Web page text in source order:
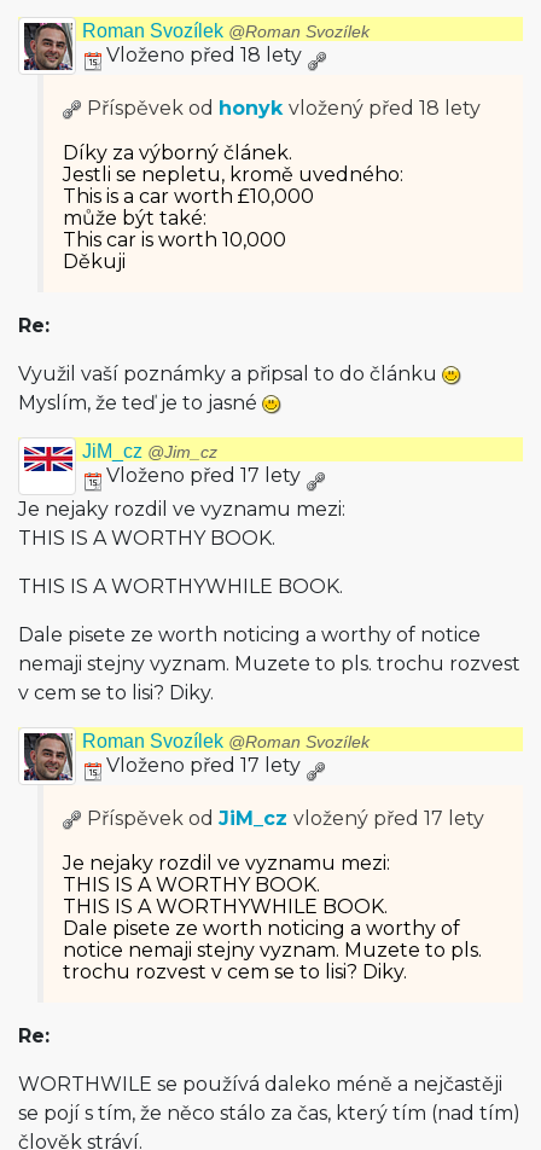
Roman Svozílek @Roman Svozílek
Vloženo před 18 lety
Příspěvek od honyk vložený před 18 lety
Díky za výborný článek.
Jestli se nepletu, kromě uvedného:
This is a car worth £10,000
může být také:
This car is worth 10,000
Děkuji
Re:
Využil vaší poznámky a připsal to do článku
Myslím, že teď je to jasné
JiM_cz @Jim_cz
Vloženo před 17 lety
Je nejaky rozdil ve vyznamu mezi:
THIS IS A WORTHY BOOK.
THIS IS A WORTHYWHILE BOOK.
Dale pisete ze worth noticing a worthy of notice
nemaji stejny vyznam. Muzete to pls. trochu rozvest
v cem se to lisi? Diky.
Roman Svozílek @Roman Svozílek
Vloženo před 17 lety
Příspěvek od JiM_cz vložený před 17 lety
Je nejaky rozdil ve vyznamu mezi:
THIS IS A WORTHY BOOK.
THIS IS A WORTHYWHILE BOOK.
Dale pisete ze worth noticing a worthy of
notice nemaji stejny vyznam. Muzete to pls.
trochu rozvest v cem se to lisi? Diky.
Re:
WORTHWILE se používá daleko méně a nejčastěji
se pojí s tím, že něco stálo za čas, který tím (nad tím)
člověk stráví.